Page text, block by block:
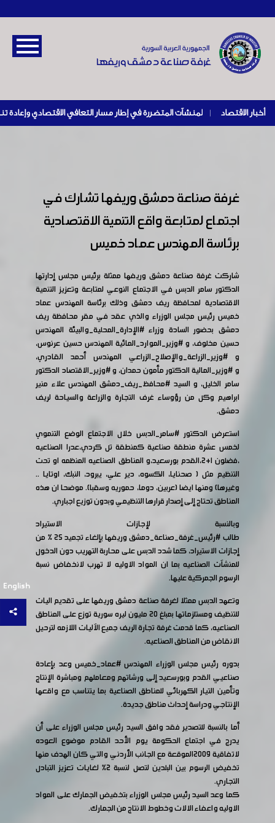
أخبار الاقتصاد |
English
غرفة صناعة دمشق وريفها تشارك في
اجتماع لمتابعة واقع التنمية الاقتصادية
برئاسة المهندس عماد خميس
شاركت غرفة صناعة دمشق وريفها ممثلة برئيس مجلس إدارتها
الدكتور سامر الدبس في الاجتماع النوعي لمتابعة وتعزيز التنمية
الاقتصادية لمحافظة ريف دمشق وذلك برئاسة المهندس عماد
خميس رئيس مجلس الوزراء والذي عقد في مقر محافظة ريف
دمشق بحضور السادة وزراء#الإدارة_المحلية_والبيئة المهندس
حسين مخلوف، و#وزير_الموارد_المائية المهندس حسين عرنوس،
و#وزير_الزراعة_والإصلاح_الزراعي المهندس أحمد القادري،
و#وزير_الماليةالدكتور مأمون حمدان، و#وزير_الاقتصاد الدكتور
سامر الخليل، و السيد #محافظ_ريف_دمشقالمهندس علاء منير
ابراهيم وكل من رؤوساء غرف التجارة والزراعة والسياحة لريف
دمشق.
استعرض الدكتور#سامر_الدبس خلال الاجتماع الوضع التنموي
لخمس عشرة منطقة صناعية كمنطقة تل كردي،عدرا الصناعيه
،فضلون ١+٢،القدم بورسعيد،و المناطق الصناعيه المنظمه او تحت
التنظيم مثل ( صحنايا، الكسوه، دير علي، يبرود، النبك، اوتايا ..
وغيرها) ومنها ايضا (عربين، دوما، حموريه وسقبا). موضحا ان هذه
المناطق تحتاج إلى إصدار قرارها التنظيمي وبدون توزيع اجباري.
وبالنسبة لإجازات الاستيراد
طالب#رئيس_غرفة_صناعة_دمشق
وريفها بإلغاء تجميد ٢٥ ٪ من
إجازات الاستيراد، كما شدد الدبس على محاربة التهريب دون الدخول
للمنشآت الصناعيه بما ان المواد الاوليه لا تهرب لانخفاض نسبة
الرسوم الجمركية عليها.
وتعهد الدبس ممثلا لغرفة صناعة دمشق وريفها على تقديم اليات
للتنظيف ومستلزماتها بمبلغ ٢٠ مليون ليره سورية توزع على المناطق
الصناعيه، كما قدمت غرفة تجارة الريف جميع الآليات اللازمه لترحيل
الانقاض من المناطق الصناعيه.
بدوره رئيس مجلس الوزراء المهندس #عماد_خميسوعد بإعادة
صناعيي القدم وبورسعيد إلى ورشاتهم ومعاملهم ومباشرة الإنتاج
وتأمين التيار الكهربائي للمناطق الصناعية بما يتناسب مع واقعها
الإنتاجي ودراسة إحداث مناطق جديدة.
أما بالنسبة للتصدير فقد وافق السيد رئيس مجلس الوزراء على أن
يدرج في اجتماع الحكومة يوم الأحد القادم موضوع العوده
لاتفاقية ٢٠٠٩الموقعة مع الجانب الأردني والتي كان الهدف منها
تخفيض الرسوم بين البلدين لتصل لنسبة 2% لغايات تعزيز التبادل
التجاري.
كما وعد السيد رئيس مجلس الوزراء بتخفيض الجمارك على المواد
الاوليه واعفاء الالات وخطوط الانتاج من الجمارك.